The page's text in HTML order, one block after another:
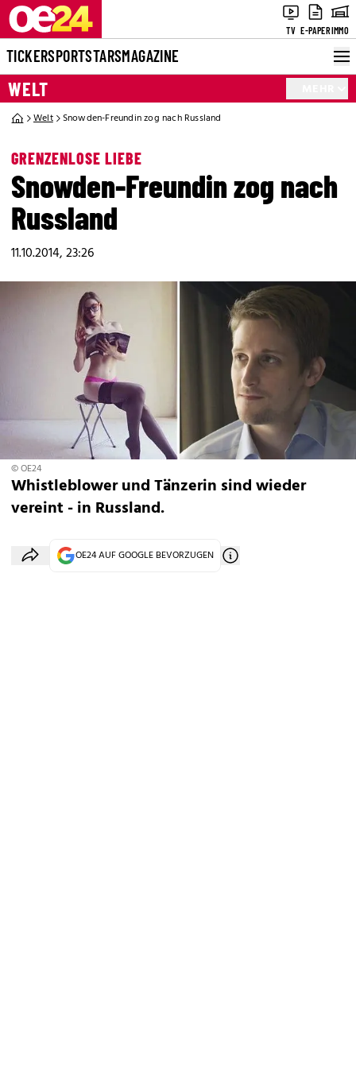
TV E-PAPERIMMO
TICKERSPORTSTARSMAGAZINE
WELT
Welt Snowden-Freundin zog nach Russland
GRENZENLOSE LIEBE
Snowden-Freundin zog nach
Russland
11.10.2014, 23:26
© OE24
Whistleblower und Tänzerin sind wieder
vereint - in Russland.
OE24 AUF GOOGLE BEVORZUGEN